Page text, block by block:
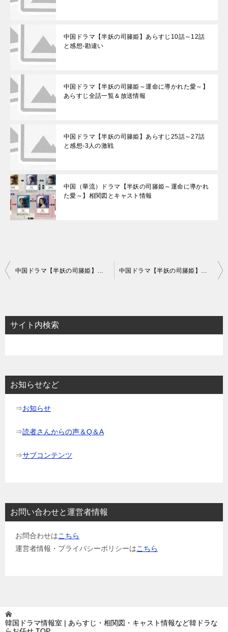
中国ドラマ【半妖の司籐姫】あらすじ10話～12話
と感想-勘違い
中国ドラマ【半妖の司籐姫～運命に導かれた愛～】
あらすじ全話一覧＆放送情報
中国ドラマ【半妖の司籐姫】あらすじ25話～27話
と感想-3人の激戦
中国（華流）ドラマ【半妖の司籐姫～運命に導かれ
た愛～】相関図とキャスト情報
投
ビ
ゲ
ョ
中国ドラマ【半妖の司籐姫】あらすじ1話～3話と感想-苅族との出会い 中国ドラマ【半妖の司籐姫】あらすじ7話～9話と感想-初恋の人に似ている女
サイト内検索
お知らせなど
⇒お知らせ
⇒読者さんからの声＆Q＆A
⇒サブコンテンツ
お問い合わせと運営者情報
お問合わせはこちら
運営者情報・プライバシーポリシーはこちら
韓国ドラマ情報室 | あらすじ・相関図・キャスト情報など韓ドラな